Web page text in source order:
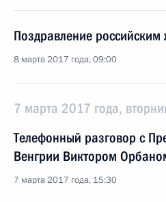
Поздравление
8 марта 2017 года, 09:00
7 марта 2017 года,
Телефонный разговор с
Венгрии Виктором
7 марта 2017 года, 15:30